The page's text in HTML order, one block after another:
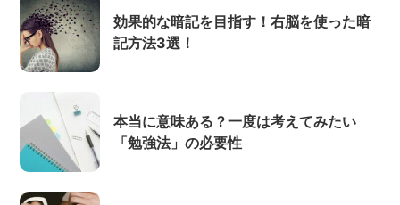
効果的な暗記を目指す！右脳を使った暗
記方法3選！
本当に意味ある？一度は考えてみたい
「勉強法」の必要性